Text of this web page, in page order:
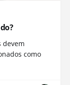
devem
como